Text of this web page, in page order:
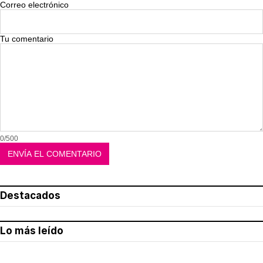
Correo electrónico
Tu comentario
0/500
Destacados
Lo más leído